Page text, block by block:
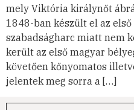
mely Viktória királynőt
1848-ban készült el az
szabadságharc miatt nem
került az első magyar
követően kőnyomatos
jelentek meg sorra a […]